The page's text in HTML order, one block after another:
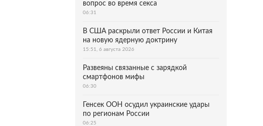
вопрос во время секса
06:31
В США раскрыли ответ России и Китая
на новую ядерную доктрину
15:51, 6 августа 2026
Развеяны связанные с зарядкой
смартфонов мифы
06:30
Генсек ООН осудил украинские удары
по регионам России
06:25